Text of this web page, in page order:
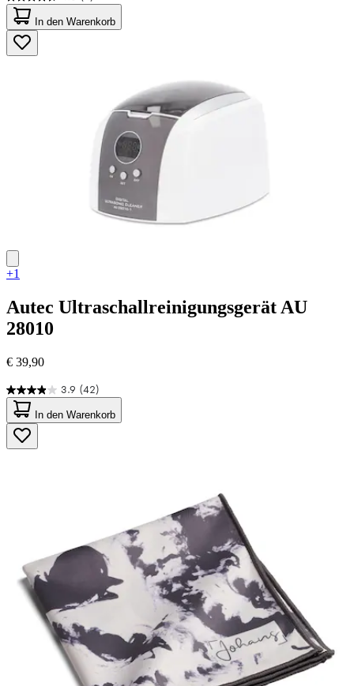
4.8
von
5
Sternen.
4
In den Warenkorb
+1
Autec Ultraschallreinigungsgerät AU
28010
€ 39,90
3.9 (42)
3.9
von
5
Sternen.
42
In den Warenkorb